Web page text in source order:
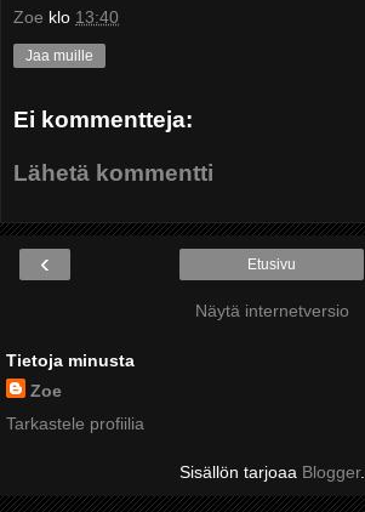
Zoe klo 13:40
Jaa muille
Ei kommentteja:
Lähetä kommentti
‹ Etusivu
Näytä internetversio
Tietoja minusta
Zoe
Tarkastele profiilia
Sisällön tarjoaa Blogger.